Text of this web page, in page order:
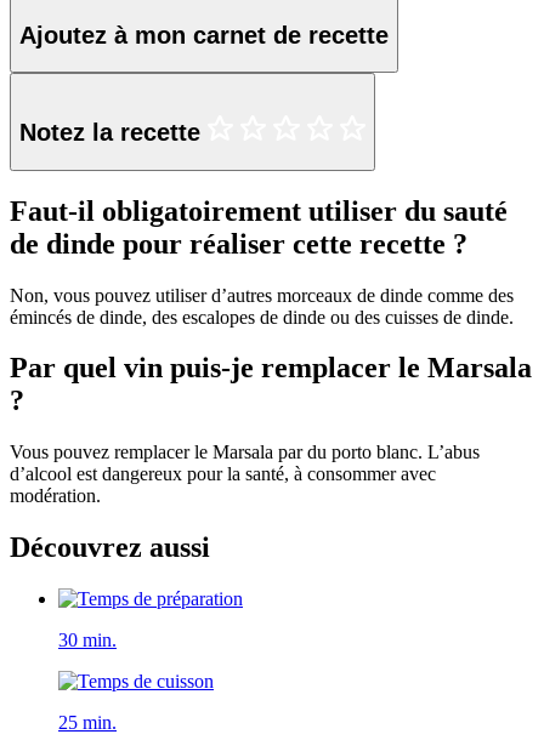
Ajoutez à mon carnet de recette
Notez la recette
Faut-il obligatoirement utiliser du sauté
de dinde pour réaliser cette recette ?
Non, vous pouvez utiliser d’autres morceaux de dinde comme des
émincés de dinde, des escalopes de dinde ou des cuisses de dinde.
Par quel vin puis-je remplacer le Marsala
?
Vous pouvez remplacer le Marsala par du porto blanc. L’abus
d’alcool est dangereux pour la santé, à consommer avec
modération.
Découvrez aussi
30 min.
25 min.